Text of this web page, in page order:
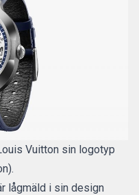
Vuitton sin logotyp
lågmäld i sin design